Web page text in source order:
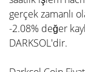
gerçek zamanlı
-2.08% değer
DARKSOL'dir.